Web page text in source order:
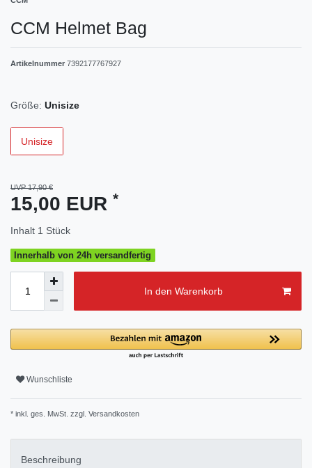
CCM Helmet Bag
Artikelnummer 7392177767927
Größe: Unisize
Unisize
UVP 17,90 €
15,00 EUR *
Inhalt 1 Stück
Innerhalb von 24h versandfertig
In den Warenkorb
Wunschliste
* inkl. ges. MwSt. zzgl. Versandkosten
Beschreibung